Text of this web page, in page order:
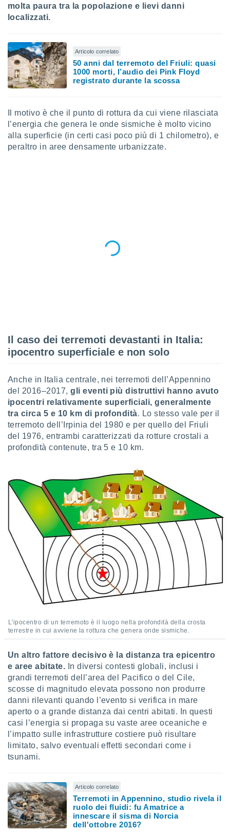
molta paura tra la popolazione e lievi danni
localizzati.
Articolo correlato
50 anni dal terremoto del Friuli: quasi
1000 morti, l’audio dei Pink Floyd
registrato durante la scossa
Il motivo è che il punto di rottura da cui viene rilasciata
l’energia che genera le onde sismiche è molto vicino
alla superficie (in certi casi poco più di 1 chilometro), e
peraltro in aree densamente urbanizzate.
Il caso dei terremoti devastanti in Italia:
ipocentro superficiale e non solo
Anche in Italia centrale, nei terremoti dell’Appennino
del 2016–2017,gli eventi più distruttivi hanno avuto
ipocentri relativamente superficiali, generalmente
tra circa 5 e 10 km di profondità. Lo stesso vale per il
terremoto dell’Irpinia del 1980 e per quello del Friuli
del 1976, entrambi caratterizzati da rotture crostali a
profondità contenute, tra 5 e 10 km.
L'ipocentro di un terremoto è il luogo nella profondità della crosta
terrestre in cui avviene la rottura che genera onde sismiche.
Un altro fattore decisivo è la distanza tra epicentro
e aree abitate. In diversi contesti globali, inclusi i
grandi terremoti dell’area del Pacifico o del Cile,
scosse di magnitudo elevata possono non produrre
danni rilevanti quando l’evento si verifica in mare
aperto o a grande distanza dai centri abitati. In questi
casi l’energia si propaga su vaste aree oceaniche e
l’impatto sulle infrastrutture costiere può risultare
limitato, salvo eventuali effetti secondari come i
tsunami.
Articolo correlato
Terremoti in Appennino, studio rivela il
ruolo dei fluidi: fu Amatrice a
innescare il sisma di Norcia
dell'ottobre 2016?